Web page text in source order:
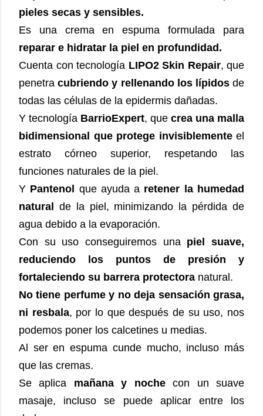
pieles secas y sensibles.
Es una crema en espuma formulada para
reparar e hidratar la piel en profundidad.
Cuenta con tecnología LIPO2 Skin Repair, que
penetracubriendo y rellenando los lípidosde
todas las células de la epidermis dañadas.
Y tecnología BarrioExpert, que crea una malla
bidimensional que protege invisiblementeel
estrato córneo superior, respetando las
funciones naturales de la piel.
Y Pantenol que ayuda a retener la humedad
natural
de la piel, minimizando la pérdida de
agua debido a la evaporación.
Con su uso conseguiremos una piel suave,
reduciendo los puntos de presión y
fortaleciendo su barrera protectora natural.
No tiene perfume y no deja sensación grasa,
ni resbala, por lo que después de su uso, nos
podemos poner los calcetines u medias.
Al ser en espuma cunde mucho, incluso más
que las cremas.
Se aplica mañana y nochecon un suave
masaje, incluso se puede aplicar entre los